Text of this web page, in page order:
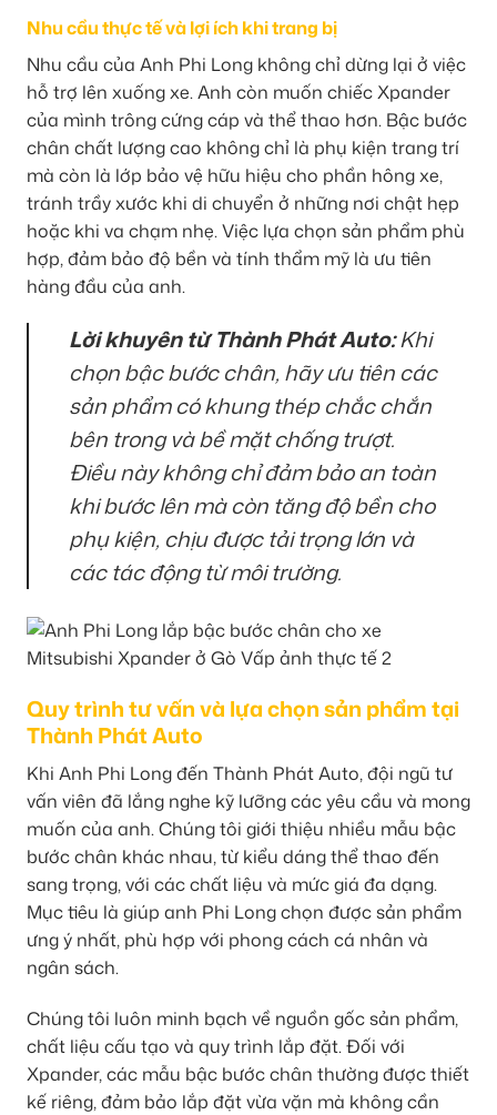
Nhu cầu thực tế và lợi ích khi trang bị
Nhu cầu của Anh Phi Long không chỉ dừng lại ở việc
hỗ trợ lên xuống xe. Anh còn muốn chiếc Xpander
của mình trông cứng cáp và thể thao hơn. Bậc bước
chân chất lượng cao không chỉ là phụ kiện trang trí
mà còn là lớp bảo vệ hữu hiệu cho phần hông xe,
tránh trầy xước khi di chuyển ở những nơi chật hẹp
hoặc khi va chạm nhẹ. Việc lựa chọn sản phẩm phù
hợp, đảm bảo độ bền và tính thẩm mỹ là ưu tiên
hàng đầu của anh.
Lời khuyên từ Thành Phát Auto:Khi
chọn bậc bước chân, hãy ưu tiên các
sản phẩm có khung thép chắc chắn
bên trong và bề mặt chống trượt.
Điều này không chỉ đảm bảo an toàn
khi bước lên mà còn tăng độ bền cho
phụ kiện, chịu được tải trọng lớn và
các tác động từ môi trường.
Quy trình tư vấn và lựa chọn sản phẩm tại
Thành Phát Auto
Khi Anh Phi Long đến Thành Phát Auto, đội ngũ tư
vấn viên đã lắng nghe kỹ lưỡng các yêu cầu và mong
muốn của anh. Chúng tôi giới thiệu nhiều mẫu bậc
bước chân khác nhau, từ kiểu dáng thể thao đến
sang trọng, với các chất liệu và mức giá đa dạng.
Mục tiêu là giúp anh Phi Long chọn được sản phẩm
ưng ý nhất, phù hợp với phong cách cá nhân và
ngân sách.
Chúng tôi luôn minh bạch về nguồn gốc sản phẩm,
chất liệu cấu tạo và quy trình lắp đặt. Đối với
Xpander, các mẫu bậc bước chân thường được thiết
kế riêng, đảm bảo lắp đặt vừa vặn mà không cần